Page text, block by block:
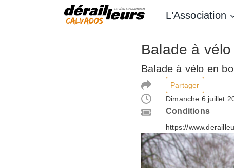
L’Association
Balade à
Balade à vélo en
Partager
Dimanche 6 juillet
Conditions
https://